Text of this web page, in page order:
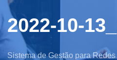
2022-10-
Sistema de Gestão para